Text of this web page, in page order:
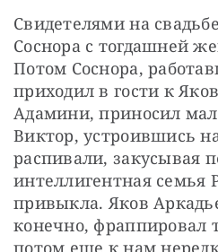
Свидетелями на
Соснора с тогдашней
Потом Соснора,
приходил в гости к
Адамини, приносил
Виктор, устроившись
распивали, закусывая
интеллигентная семья
привыкла. Яков
конечно, фраппировал